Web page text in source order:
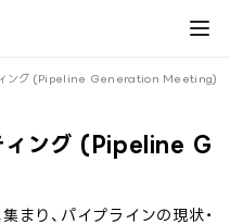
ィング (Pipeline Generation Meeting)
ィング (Pipeline G
まり、パイプラインの現状・